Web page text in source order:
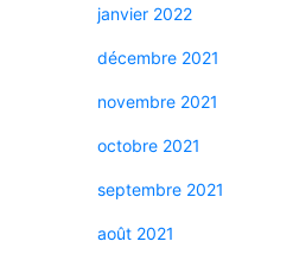
janvier 2022
décembre 2021
novembre 2021
octobre 2021
septembre 2021
août 2021